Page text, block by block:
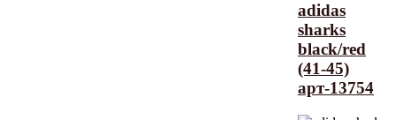
adidas
sharks
black/red
(41-45)
арт-13754